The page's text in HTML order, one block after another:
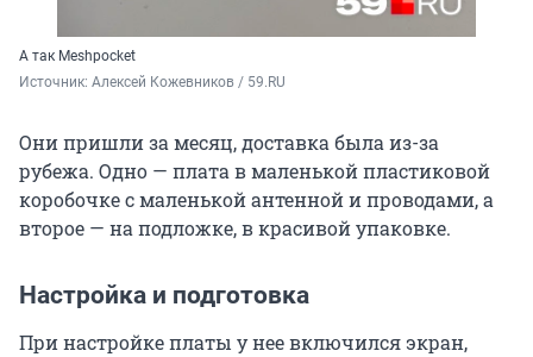
А так Meshpocket
Источник: Алексей Кожевников / 59.RU
Они пришли за месяц, доставка была из-за
рубежа. Одно — плата в маленькой пластиковой
коробочке с маленькой антенной и проводами, а
второе — на подложке, в красивой упаковке.
Настройка и подготовка
При настройке платы у нее включился экран,